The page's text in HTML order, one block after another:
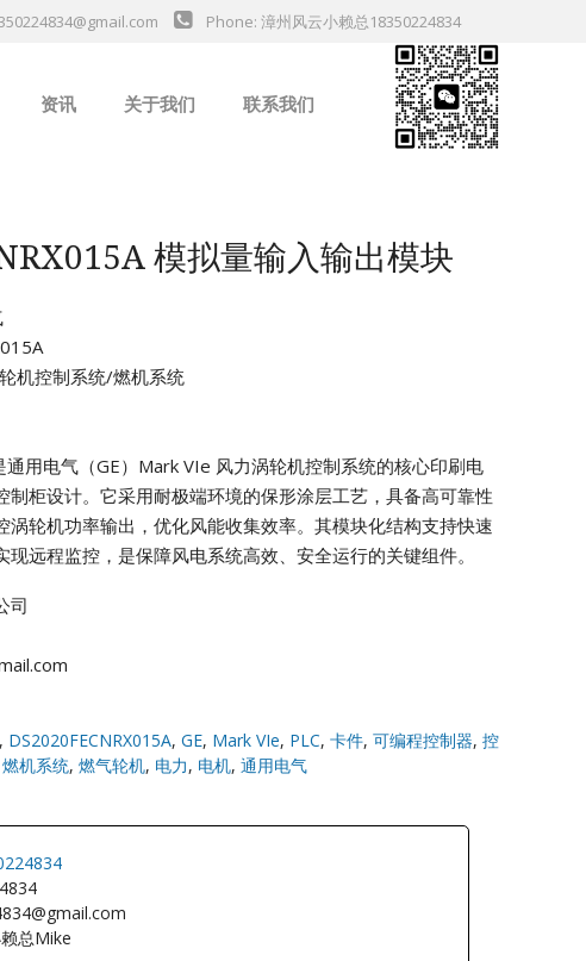
Phone: 漳州风云小赖总18350224834
资讯 关于我们 联系我们
模拟量输入输出模块
机控制系统/燃机系统
通用电气（GE）Mark VIe 风力涡轮机控制系统的核心印刷电
制柜设计。它采用耐极端环境的保形涂层工艺，具备高可靠性
涡轮机功率输出，优化风能收集效率。其模块化结构支持快速
远程监控，是保障风电系统高效、安全运行的关键组件。
司
, DS2020FECNRX015A, GE, Mark VIe, PLC, 卡件, 可编程控制器, 控
燃机系统, 燃气轮机, 电力, 电机, 通用电气
总Mike